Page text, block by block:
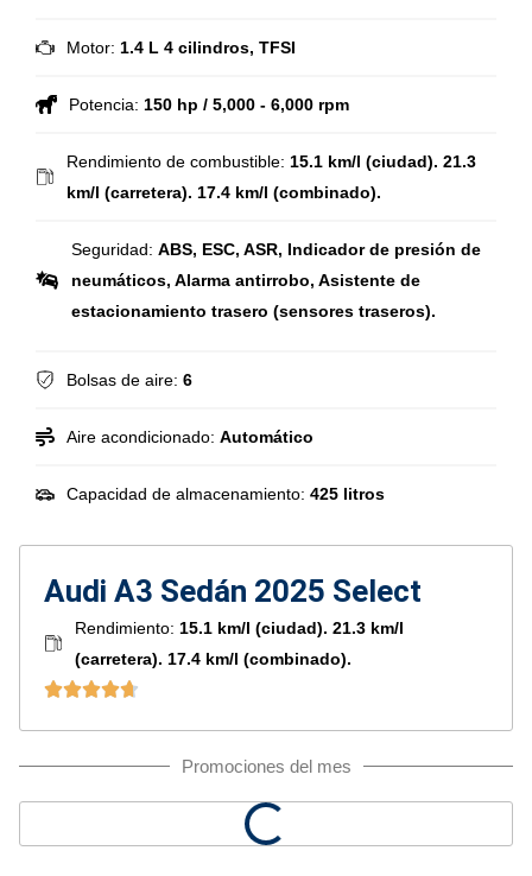
Motor: 1.4 L 4 cilindros, TFSI
Potencia: 150 hp / 5,000 - 6,000 rpm
Rendimiento de combustible: 15.1 km/l (ciudad). 21.3
km/l (carretera). 17.4 km/l (combinado).
Seguridad: ABS, ESC, ASR, Indicador de presión de
neumáticos, Alarma antirrobo, Asistente de
estacionamiento trasero (sensores traseros).
Bolsas de aire: 6
Aire acondicionado: Automático
Capacidad de almacenamiento: 425 litros
Audi A3 Sedán 2025 Select
Rendimiento: 15.1 km/l (ciudad). 21.3 km/l
(carretera). 17.4 km/l (combinado).
Promociones del mes